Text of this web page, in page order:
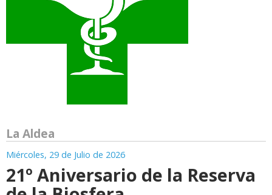
La Aldea
Miércoles, 29 de Julio de 2026
21º Aniversario de la Reserva